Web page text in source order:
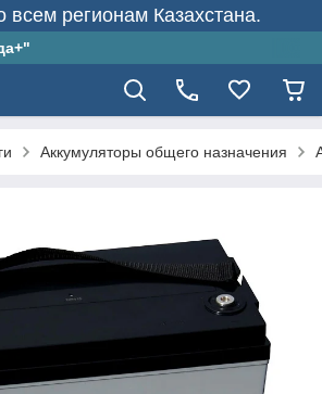
всем регионам Казахстана.
Аккумуляторы общего назначения